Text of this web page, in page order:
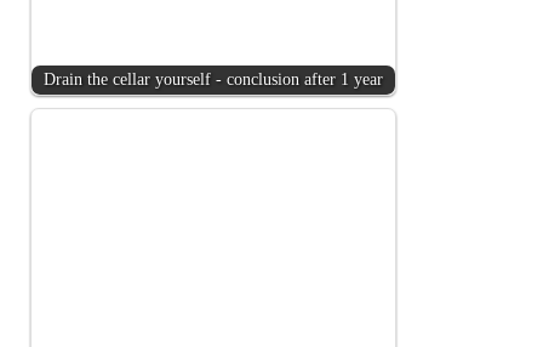
Drain the cellar yourself - conclusion after 1 year